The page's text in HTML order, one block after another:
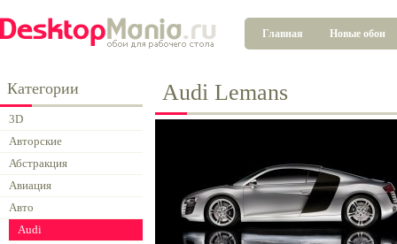
Главная Новые обои
Категории
3D
Авторские
Абстракция
Авиация
Авто
Audi
Audi Lemans